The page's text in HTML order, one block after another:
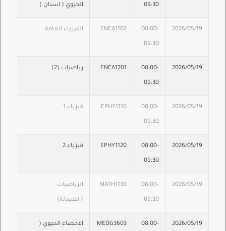
09:30 الحيوي ( اسنان )
2026/05/19
08:00-
09:30
ENCA1102 الفيزياء العامة
2026/05/19
08:00-
09:30
ENCA1201 رياضيات (2)
2026/05/19
08:00-
09:30
EPHY1110 فيزياء 1
2026/05/19
08:00-
09:30
EPHY1120 فيزياء 2
2026/05/19
08:00-
09:30
MATH1130 الرياضيات
(الصيدلة)
2026/05/19
08:00-
MEDG3603 الاحصاء الحيوي (